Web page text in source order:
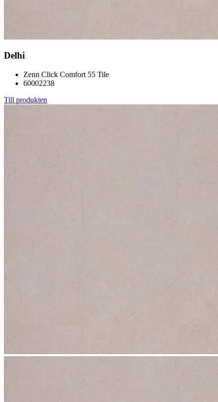
Delhi
Zenn Click Comfort 55 Tile
60002238
Till produkten